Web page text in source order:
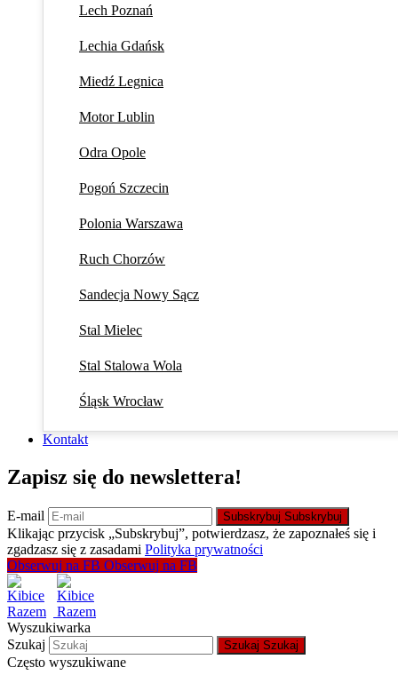
Lech Poznań
Lechia Gdańsk
Miedź Legnica
Motor Lublin
Odra Opole
Pogoń Szczecin
Polonia Warszawa
Ruch Chorzów
Sandecja Nowy Sącz
Stal Mielec
Stal Stalowa Wola
Śląsk Wrocław
Kontakt
Zapisz się do newslettera!
E-mail Subskrybuj Subskrybuj
Klikając przycisk „Subskrybuj”, potwierdzasz, że zapoznałeś się i
zgadzasz się z zasadami Polityka prywatności
Obserwuj na FB Obserwuj na FB
Wyszukiwarka
Szukaj
Szukaj Szukaj
Często wyszukiwane